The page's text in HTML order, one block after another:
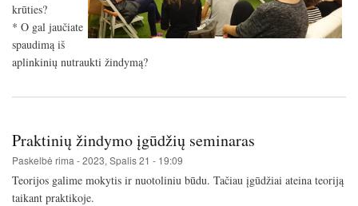
krūties?
* O gal jaučiate
spaudimą iš
aplinkinių nutraukti žindymą?
Praktinių žindymo įgūdžių seminaras
Paskelbė rima -2023, Spalis 21 - 19:09
Teorijos galime mokytis ir nuotoliniu būdu. Tačiau įgūdžiai ateina teoriją
taikant praktikoje.